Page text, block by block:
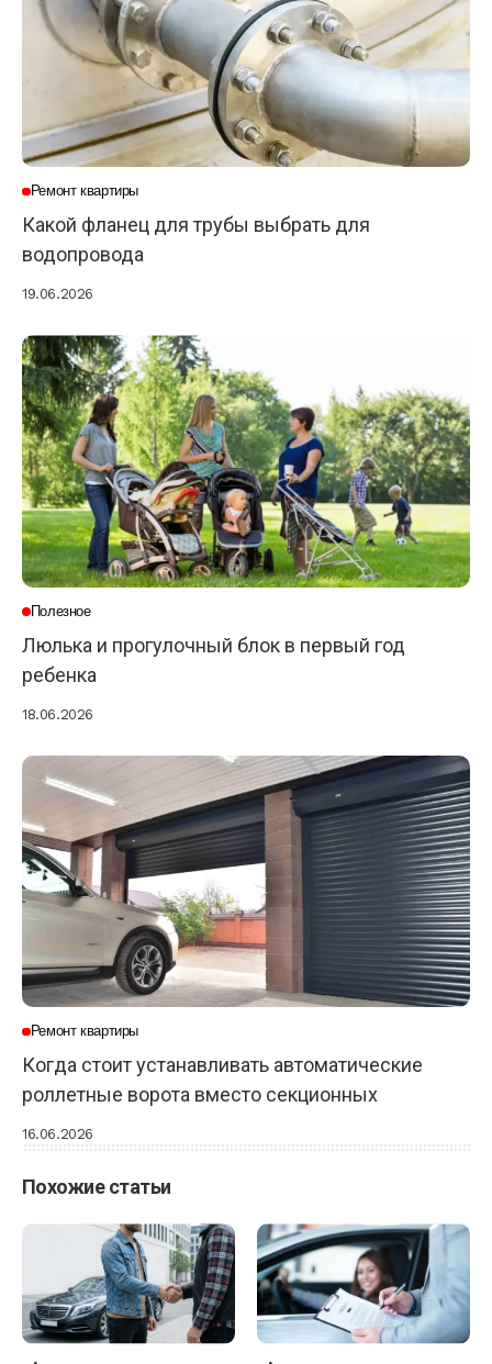
Ремонт квартиры
Какой фланец для трубы выбрать для
водопровода
19.06.2026
Полезное
Люлька и прогулочный блок в первый год
ребенка
18.06.2026
Ремонт квартиры
Когда стоит устанавливать автоматические
роллетные ворота вместо секционных
16.06.2026
Похожие статьи